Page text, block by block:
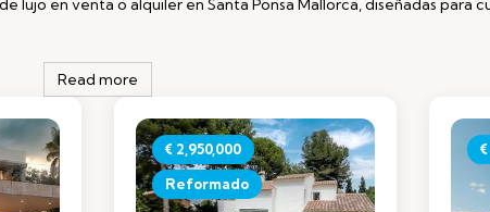
en venta o alquiler en Santa Ponsa Mallorca, diseñadas para
Read more
€ 2,950,000
Reformado